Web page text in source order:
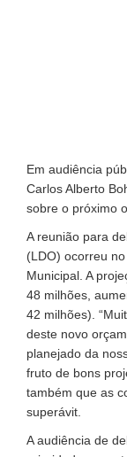
Em audiência
Carlos Alberto
sobre o próximo
A reunião para
(LDO) ocorreu
Municipal. A
48 milhões,
42 milhões).
deste novo
planejado da
fruto de bons
também que as
superávit.
A audiência de